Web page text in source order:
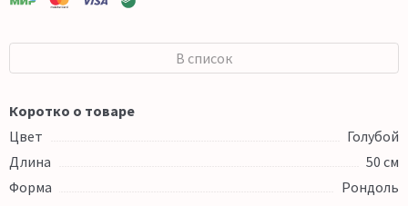
В список
Коротко о товаре
Цвет
Голубой
Длина
50 см
Форма
Рондоль